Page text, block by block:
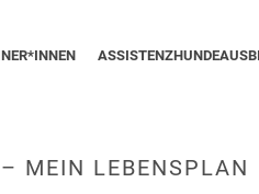
MEIN LEBENSPLAN